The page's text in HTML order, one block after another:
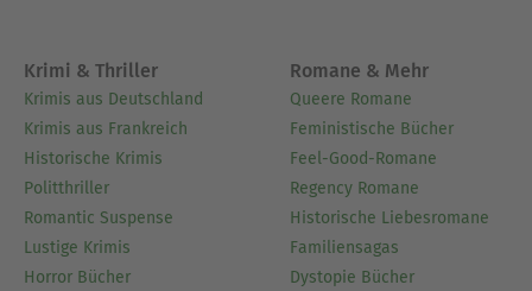
Zusammenhänge ankommt. Als Mitglied des
Aufgabenerstellungsausschusses des DIHK für die
Prüfungen der Bankfachwirtausbildung gestaltet
er zudem aktiv die Qualität und Aussagekraft von
Prüfungsaufgaben mit.
Sein Anliegen ist es, komplexe Themen wie die
Kosten- und Leistungsrechnung greifbar zu
machen, mit Beispielen aus der Praxis, klarer
Krimi & Thriller
Krimis aus Deutschland
Krimis aus Frankreich
Historische Krimis
Politthriller
Romantic Suspense
Lustige Krimis
Horror Bücher
Romane & Mehr
Queere Romane
Feministische Bücher
Feel-Good-Romane
Regency Romane
Historische Liebesromane
Familiensagas
Dystopie Bücher